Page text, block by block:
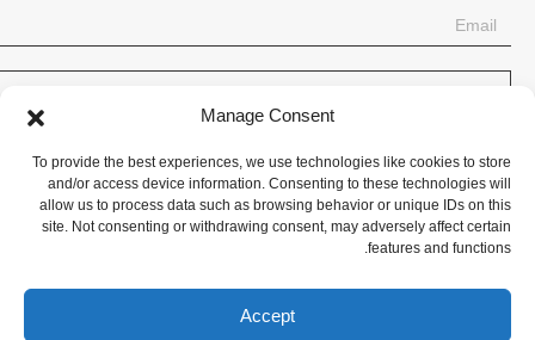
Manage Consent
To provide the best experiences, we use technologies like cookies to store
and/or access device information. Consenting to these technologies will
allow us to process data such as browsing behavior or unique IDs on this
site. Not consenting or withdrawing consent, may adversely affect certain
features and functions.
Accept
OK
إحصل على آخر المعلومات حول الأخبار والأحداث والتحديثات. سجّل للحصول
على النشرة الإخبارية:
تبرع الآن